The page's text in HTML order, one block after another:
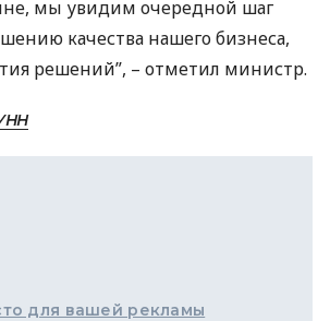
мы увидим очередной шаг
качества нашего бизнеса,
решений”, – отметил министр.
для вашей рекламы